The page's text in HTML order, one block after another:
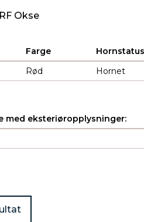
Okse
Farge Hornstatus
Rød Hornet
med eksteriøropplysninger: